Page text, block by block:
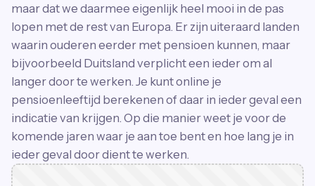
maar dat we daarmee eigenlijk heel mooi in de pas
lopen met de rest van Europa. Er zijn uiteraard landen
waarin ouderen eerder met pensioen kunnen, maar
bijvoorbeeld Duitsland verplicht een ieder om al
langer door te werken. Je kunt online je
pensioenleeftijd berekenen of daar in ieder geval een
indicatie van krijgen. Op die manier weet je voor de
komende jaren waar je aan toe bent en hoe lang je in
ieder geval door dient te werken.